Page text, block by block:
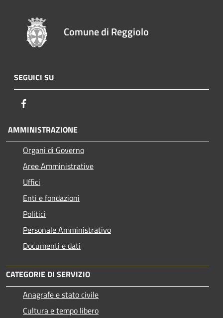
Comune di Reggiolo
SEGUICI SU
AMMINISTRAZIONE
Organi di Governo
Aree Amministrative
Uffici
Enti e fondazioni
Politici
Personale Amministrativo
Documenti e dati
CATEGORIE DI SERVIZIO
Anagrafe e stato civile
Cultura e tempo libero